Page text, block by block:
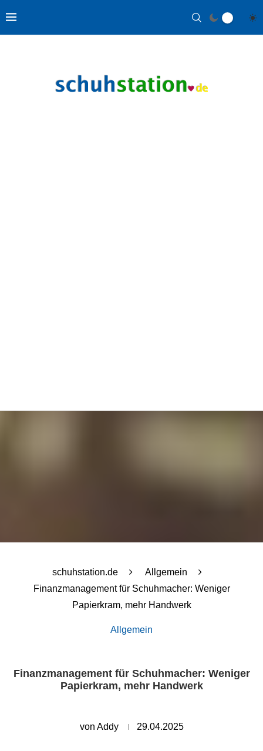
schuhstation.de
Allgemein
Finanzmanagement für Schuhmacher: Weniger
Papierkram, mehr Handwerk
Allgemein
Finanzmanagement für Schuhmacher: Weniger
Papierkram, mehr Handwerk
von Addy 29.04.2025